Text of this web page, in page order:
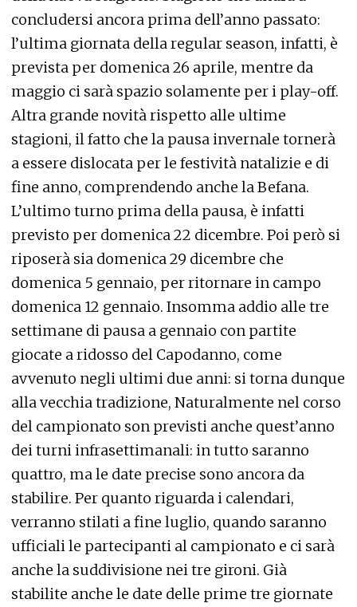
concludersi ancora prima dell’anno passato:
l’ultima giornata della regular season, infatti, è
prevista per domenica 26 aprile, mentre da
maggio ci sarà spazio solamente per i play-off.
Altra grande novità rispetto alle ultime
stagioni, il fatto che la pausa invernale tornerà
a essere dislocata per le festività natalizie e di
fine anno, comprendendo anche la Befana.
L’ultimo turno prima della pausa, è infatti
previsto per domenica 22 dicembre. Poi però si
riposerà sia domenica 29 dicembre che
domenica 5 gennaio, per ritornare in campo
domenica 12 gennaio. Insomma addio alle tre
settimane di pausa a gennaio con partite
giocate a ridosso del Capodanno, come
avvenuto negli ultimi due anni: si torna dunque
alla vecchia tradizione, Naturalmente nel corso
del campionato son previsti anche quest’anno
dei turni infrasettimanali: in tutto saranno
quattro, ma le date precise sono ancora da
stabilire. Per quanto riguarda i calendari,
verranno stilati a fine luglio, quando saranno
ufficiali le partecipanti al campionato e ci sarà
anche la suddivisione nei tre gironi. Già
stabilite anche le date delle prime tre giornate